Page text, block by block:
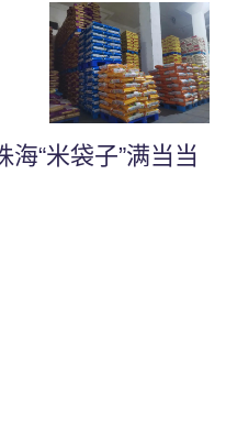
海“米袋子”满当当